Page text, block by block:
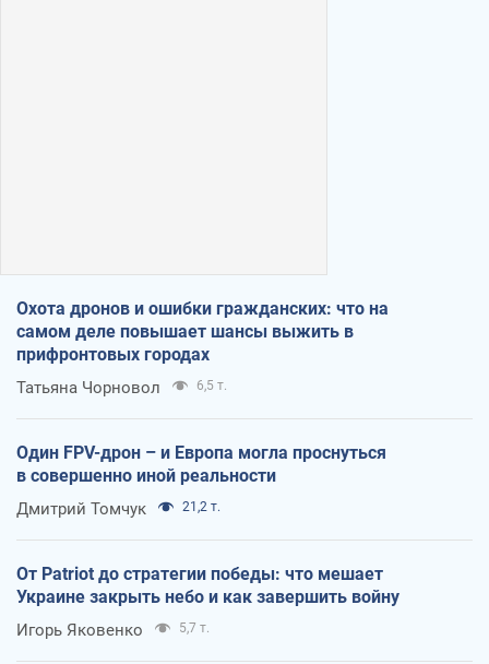
Охота дронов и ошибки гражданских: что на
самом деле повышает шансы выжить в
прифронтовых городах
Татьяна Чорновол 6,5 т.
Один FPV-дрон – и Европа могла проснуться
в совершенно иной реальности
Дмитрий Томчук 21,2 т.
От Patriot до стратегии победы: что мешает
Украине закрыть небо и как завершить войну
Игорь Яковенко 5,7 т.